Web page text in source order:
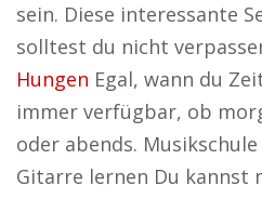
sein. Diese interessante
solltest du nicht
Hungen Egal, wann du
immer verfügbar, ob
oder abends.
Gitarre lernen Du kannst